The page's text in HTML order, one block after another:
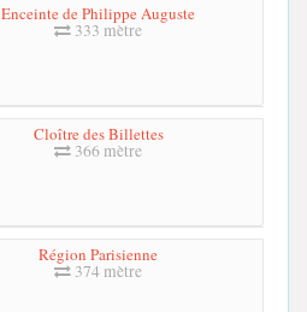
Enceinte de Philippe Auguste
333 mètre
Cloître des Billettes
366 mètre
Région Parisienne
374 mètre